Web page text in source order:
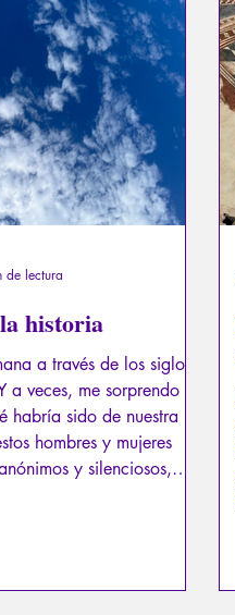
historia
a través de los siglos
a veces, me sorprendo
habría sido de nuestra
hombres y mujeres
y silenciosos,
de lectura